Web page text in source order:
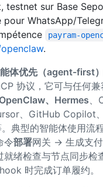
testnet sur Base
WhatsApp/
payram-
.
体优先（agent-first
协议，它可与任何
OpenClaw、Hermes、
、GitHub Copilot、
典型的智能体使用流程
令部署网关 → 生成支
绪检查与节点同步检
时完成订单履约。